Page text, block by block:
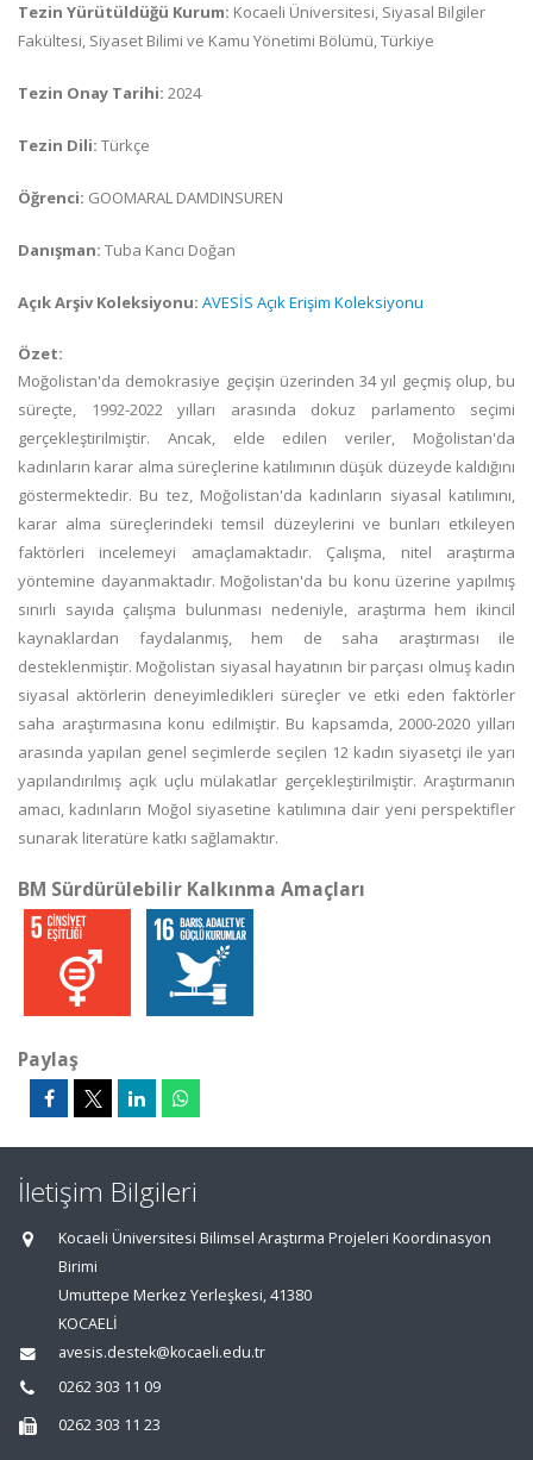
Tezin Yürütüldüğü Kurum: Kocaeli Üniversitesi, Siyasal Bilgiler
Fakültesi, Siyaset Bilimi ve Kamu Yönetimi Bölümü, Türkiye
Tezin Onay Tarihi: 2024
Tezin Dili: Türkçe
Öğrenci: GOOMARAL DAMDINSUREN
Danışman: Tuba Kancı Doğan
Açık Arşiv Koleksiyonu: AVESİS Açık Erişim Koleksiyonu
Özet:
Moğolistan'da demokrasiye geçişin üzerinden 34 yıl geçmiş olup, bu
süreçte, 1992-2022 yılları arasında dokuz parlamento seçimi
gerçekleştirilmiştir. Ancak, elde edilen veriler, Moğolistan'da
kadınların karar alma süreçlerine katılımının düşük düzeyde kaldığını
göstermektedir. Bu tez, Moğolistan'da kadınların siyasal katılımını,
karar alma süreçlerindeki temsil düzeylerini ve bunları etkileyen
faktörleri incelemeyi amaçlamaktadır. Çalışma, nitel araştırma
yöntemine dayanmaktadır. Moğolistan'da bu konu üzerine yapılmış
sınırlı sayıda çalışma bulunması nedeniyle, araştırma hem ikincil
kaynaklardan faydalanmış, hem de saha araştırması ile
desteklenmiştir. Moğolistan siyasal hayatının bir parçası olmuş kadın
siyasal aktörlerin deneyimledikleri süreçler ve etki eden faktörler
saha araştırmasına konu edilmiştir. Bu kapsamda, 2000-2020 yılları
arasında yapılan genel seçimlerde seçilen 12 kadın siyasetçi ile yarı
yapılandırılmış açık uçlu mülakatlar gerçekleştirilmiştir. Araştırmanın
amacı, kadınların Moğol siyasetine katılımına dair yeni perspektifler
sunarak literatüre katkı sağlamaktır.
BM Sürdürülebilir Kalkınma Amaçları
Paylaş
İletişim Bilgileri
Kocaeli Üniversitesi Bilimsel Araştırma Projeleri Koordinasyon
Birimi
Umuttepe Merkez Yerleşkesi, 41380
KOCAELİ
avesis.destek@kocaeli.edu.tr
0262 303 11 09
0262 303 11 23